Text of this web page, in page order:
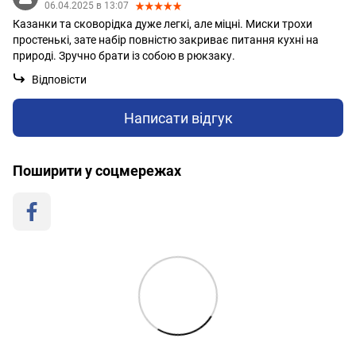
06.04.2025 в 13:07
Казанки та сковорідка дуже легкі, але міцні. Миски трохи
простенькі, зате набір повністю закриває питання кухні на
природі. Зручно брати із собою в рюкзаку.
Відповісти
Написати відгук
Поширити у соцмережах